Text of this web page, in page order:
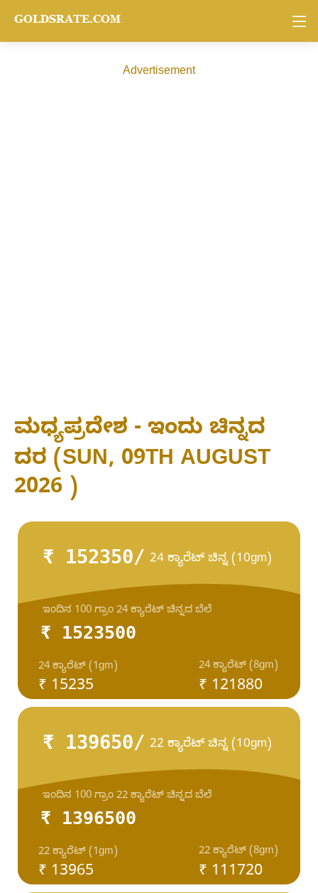
Advertisement
ಮಧ್ಯಪ್ರದೇಶ - ಇಂದು ಚಿನ್ನದ
ದರ (SUN, 09TH AUGUST
2026 )
₹ 152350/ 24 ಕ್ಯಾರೆಟ್ ಚಿನ್ನ (10gm)
₹ 1523500
₹ 15235
24 ಕ್ಯಾರೆಟ್ (1gm) 24 ಕ್ಯಾರೆಟ್ (8gm)
ಇಂದಿನ 100 ಗ್ರಾಂ 24 ಕ್ಯಾರೆಟ್ ಚಿನ್ನದ ಬೆಲೆ
₹ 121880
₹ 139650/ 22 ಕ್ಯಾರೆಟ್ ಚಿನ್ನ (10gm)
₹ 1396500
₹ 13965
22 ಕ್ಯಾರೆಟ್ (1gm) 22 ಕ್ಯಾರೆಟ್ (8gm)
ಇಂದಿನ 100 ಗ್ರಾಂ 22 ಕ್ಯಾರೆಟ್ ಚಿನ್ನದ ಬೆಲೆ
₹ 111720